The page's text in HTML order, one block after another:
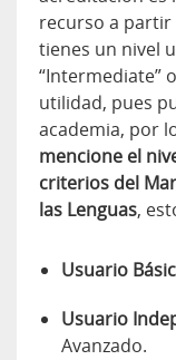
recurso a
tienes un nivel
“Intermediate”
utilidad, pues
academia, por
mencione el
criterios del
las Lenguas,
Usuario
Usuario
Avanzado.